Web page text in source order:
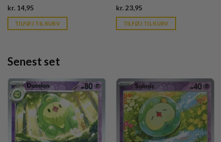
kr. 14,95
is:
kr. 39,95.
TILFØJ TIL KURV
kr.23,95Current
is:
kr. 39,95.
TILFØJ TIL KURV
Senest set